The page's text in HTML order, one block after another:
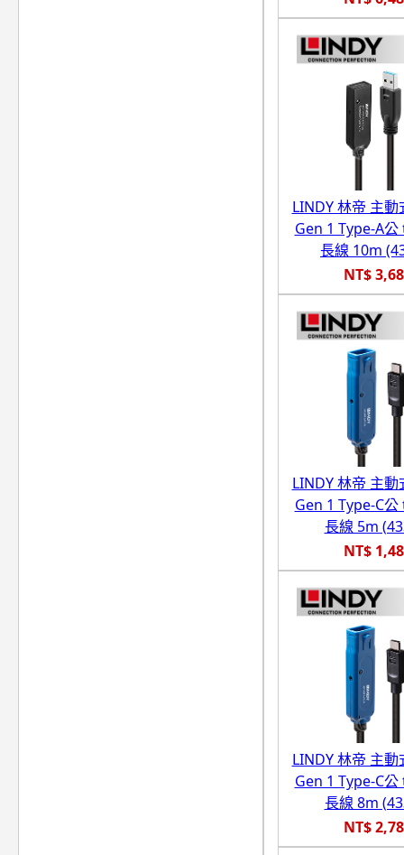
LINDY 林帝 主動
Gen 1 Type-A公
長線 10m
NT$
LINDY 林帝 主動
Gen 1 Type-C
長線 5m
NT$
LINDY 林帝 主動
Gen 1 Type-C
長線 8m
NT$